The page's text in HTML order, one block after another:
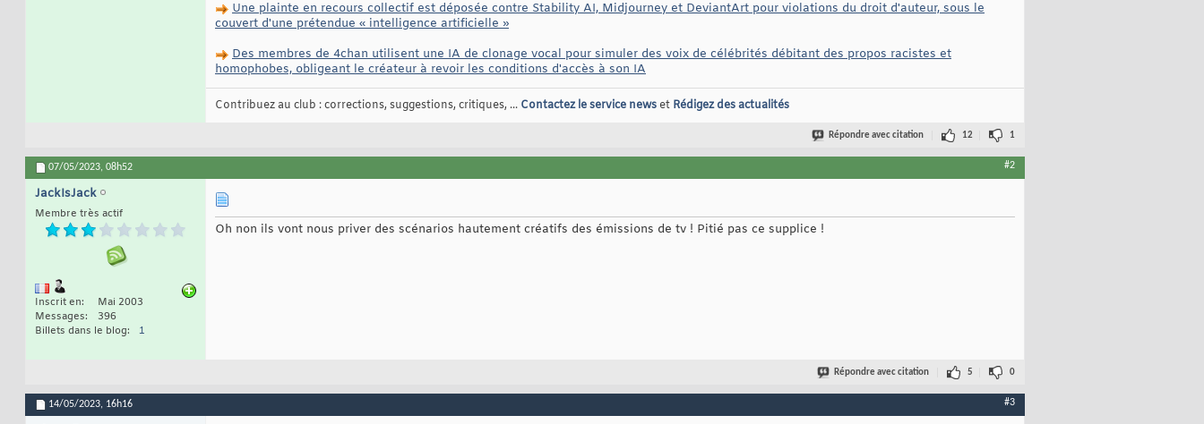
Une plainte en recours collectif est déposée contre Stability AI, Midjourney et DeviantArt pour violations du droit d'auteur, sous le
couvert d'une prétendue « intelligence artificielle »
Des membres de 4chan utilisent une IA de clonage vocal pour simuler des voix de célébrités débitant des propos racistes et
homophobes, obligeant le créateur à revoir les conditions d'accès à son IA
Contribuez au club : corrections, suggestions, critiques, ... Contactez le service newset Rédigez des actualités
Répondre avec citation 12 1
07/05/2023, 08h52 #2
JackIsJack
Membre très actif
Inscrit en
Mai 2003
Messages
396
Billets dans le blog
1
Oh non ils vont nous priver des scénarios hautement créatifs des émissions de tv ! Pitié pas ce supplice !
Répondre avec citation 5 0
14/05/2023, 16h16 #3